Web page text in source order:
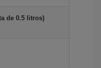
de 0.5 litros)